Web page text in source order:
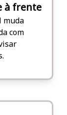
à frente
muda
com